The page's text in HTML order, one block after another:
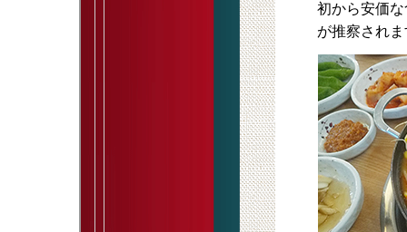
初から安価
が推察され